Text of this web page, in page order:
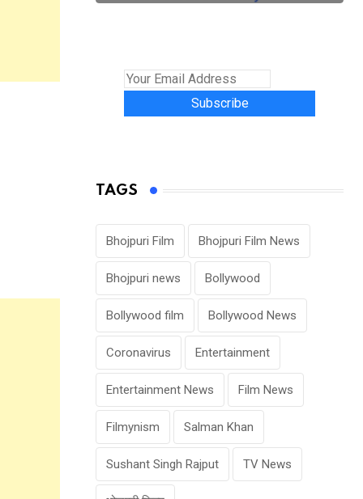
Subscribe
TAGS
Bhojpuri Film Bhojpuri Film News
Bhojpuri news Bollywood
Bollywood film Bollywood News
Coronavirus Entertainment
Entertainment News Film News
Filmynism Salman Khan
Sushant Singh Rajput TV News